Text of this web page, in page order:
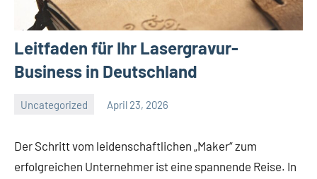
Leitfaden für Ihr Lasergravur-
Business in Deutschland
Uncategorized April 23, 2026
Der Schritt vom leidenschaftlichen „Maker“ zum
erfolgreichen Unternehmer ist eine spannende Reise. In